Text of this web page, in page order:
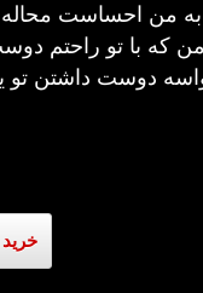
به من احساست محاله
من که با تو راحتم
دوست داشتن تو
خرید نت